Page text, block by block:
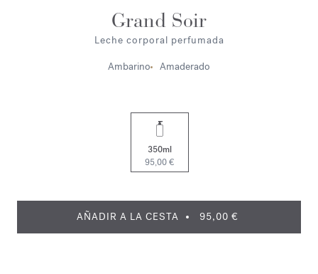
Grand Soir
Leche corporal perfumada
Ambarino
Amaderado
350ml
95,00 €
AÑADIR A LA CESTA 95,00 €